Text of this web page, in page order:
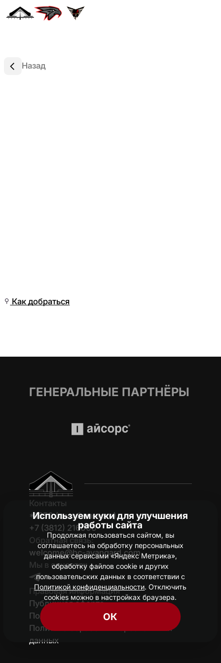
Назад
Как добраться
ГЕНЕРАЛЬНЫЕ ПАРТНЁРЫ
Контакты
*1950 (c мобильного)
+7 (3812) 216006
Обратная связь:
welcome@hc-avangard.com
Мы в соцсетях
Правовая информация
Публичная оферта
Политика конфиденциальности
Политика обработки персональных
данных
Используем куки для улучшения
работы сайта
Продолжая пользоваться сайтом, вы
соглашаетесь на обработку персональных
данных сервисами «Яндекс Метрика»,
обработку файлов cookie и других
пользовательских данных в соответствии с
Политикой конфиденциальности. Отключить
cookies можно в настройках браузера.
ОК